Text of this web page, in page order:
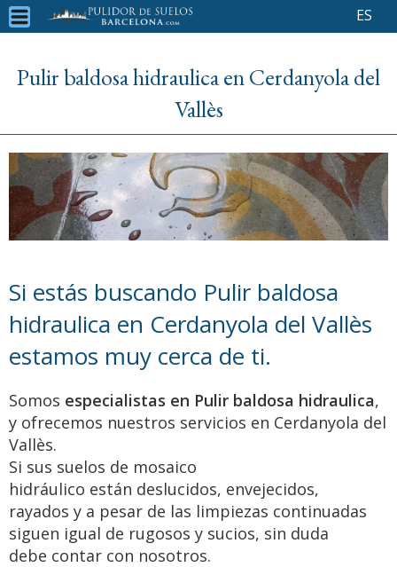
ES
Pulir baldosa hidraulica en Cerdanyola del
Vallès
Si estás buscando Pulir baldosa
hidraulica en Cerdanyola del Vallès
estamos muy cerca de ti.
Somos especialistas en Pulir baldosa hidraulica,
y ofrecemos nuestros servicios en Cerdanyola del
Vallès.
Si sus suelos de mosaico
hidráulico están deslucidos, envejecidos,
rayados y a pesar de las limpiezas continuadas
siguen igual de rugosos y sucios, sin duda
debe contar con nosotros.